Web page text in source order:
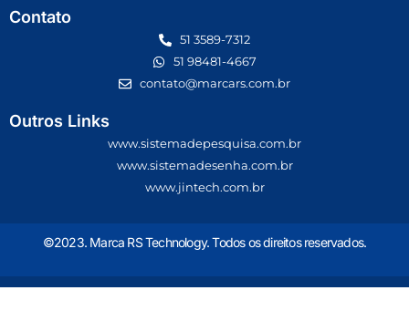
Contato
51 3589-7312
51 98481-4667
contato@marcars.com.br
Outros Links
www.sistemadepesquisa.com.br
www.sistemadesenha.com.br
www.jintech.com.br
©2023. Marca RS Technology. Todos os direitos reservados.